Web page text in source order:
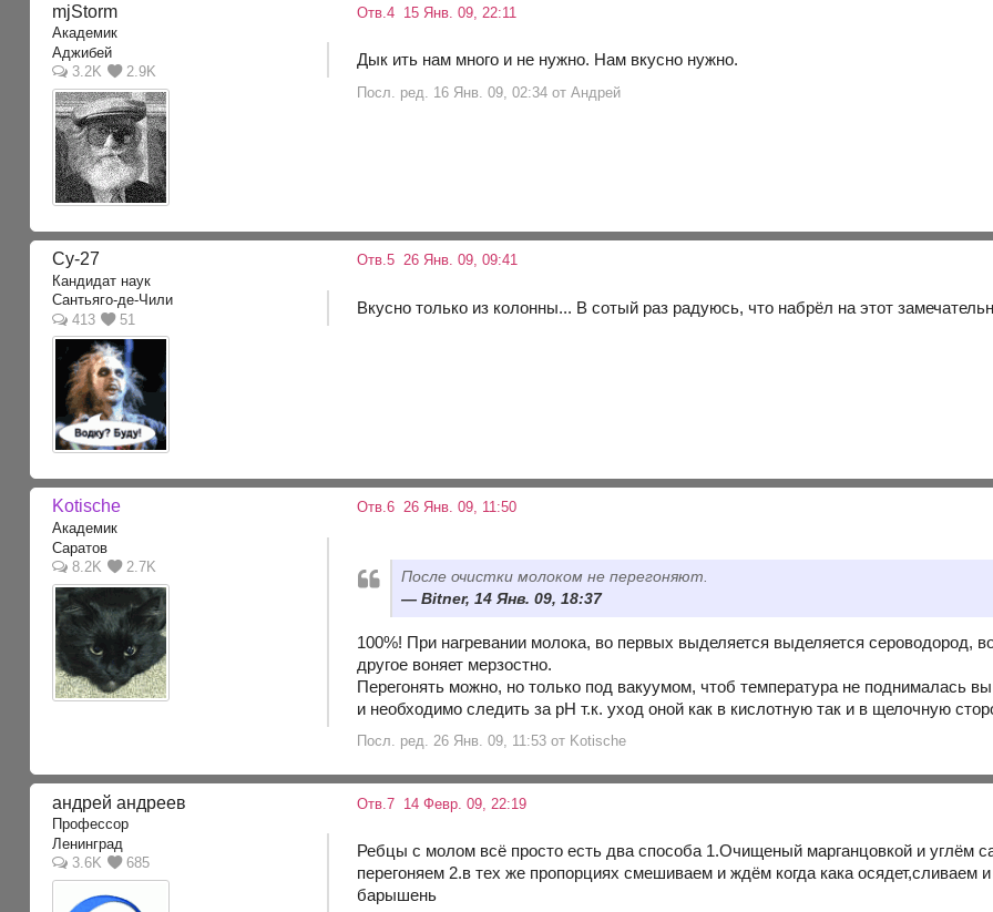
mjStоrm
Академик
Аджибей
3.2K
2.9K
Отв.4 15 Янв. 09, 22:11
Дык ить нам много и не нужно. Нам вкусно нужно.
Посл. ред. 16 Янв. 09, 02:34 от Андрей
Су-27
Кандидат наук
Сантьяго-де-Чили
413
51
Отв.5 26 Янв. 09, 09:41
Вкусно только из колонны... В сотый раз радуюсь, что набрёл на этот
Kotische
Академик
Саратов
8.2K
2.7K
Отв.6 26 Янв. 09, 11:50
После очистки молоком не перегоняют.
Bitner, 14 Янв. 09, 18:37
100%! При нагревании молока, во первых выделяется выделяется сероводород,
другое воняет мерзостно.
Перегонять можно, но только под вакуумом, чтоб температура не поднималась
и необходимо следить за pH т.к. уход оной как в кислотную так и в щелочную
Посл. ред. 26 Янв. 09, 11:53 от Kotische
андрей андреев
Профессор
Ленинград
3.6K
685
Отв.7 14 Февр. 09, 22:19
Ребцы с молом всё просто есть два способа 1.Очищеный марганцовкой и
перегоняем 2.в тех же пропорциях смешиваем и ждём когда кака осядет,сливаем
барышень